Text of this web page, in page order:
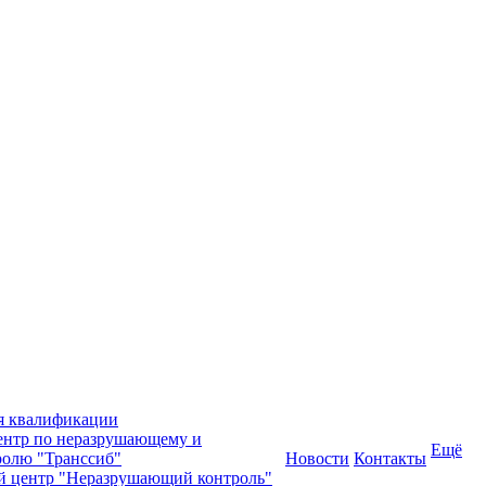
квалификации
по неразрушающему и
"Транссиб"
центр "Неразрушающий контроль"
Новости Контакты Ещё